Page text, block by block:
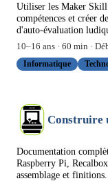
Utiliser les Maker Skill
compétences et créer
d'auto-évaluation
10–16 ans · 60 min ·
Informatique
Construire
Documentation
Raspberry Pi,
assemblage et finitions.